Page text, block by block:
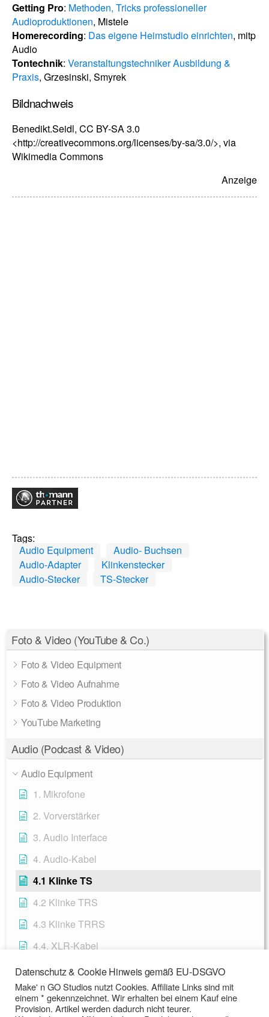
Foto & Video (YouTube & Co.)
Foto & Video Equipment
Foto & Video Aufnahme
Foto & Video Produktion
YouTube Marketing
Audio (Podcast & Video)
Audio Equipment
1. Mikrofone
2. Vorverstärker
3. Audio Interface
4. Audio-Kabel
4.1 Klinke TS
4.2 Klinke TRS
4.3 Klinke TRRS
4.4. XLR-Kabel
Homestudio Audio
Audio Produktion
Podcast Marketing
Getting Pro: Methoden, Tricks professioneller
Audioproduktionen, Mistele
Homerecording: Das eigene Heimstudio einrichten, mitp
Audio
Tontechnik: Veranstaltungstechniker Ausbildung &
Praxis, Grzesinski, Smyrek
Bildnachweis
Benedikt.Seidl, CC BY-SA 3.0
<http://creativecommons.org/licenses/by-sa/3.0/>, via
Wikimedia Commons
Anzeige
Tags:
Audio Equipment
Audio- Buchsen
Audio-Adapter
Klinkenstecker
Audio-Stecker
TS-Stecker
Datenschutz & Cookie Hinweis gemäß EU-DSGVO
Make' n GO Studios nutzt Cookies. Affiliate Links sind mit
einem * gekennzeichnet. Wir erhalten bei einem Kauf eine
Provision. Artikel werden dadurch nicht teurer.